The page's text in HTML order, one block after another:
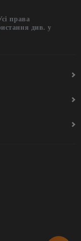
права
див. у